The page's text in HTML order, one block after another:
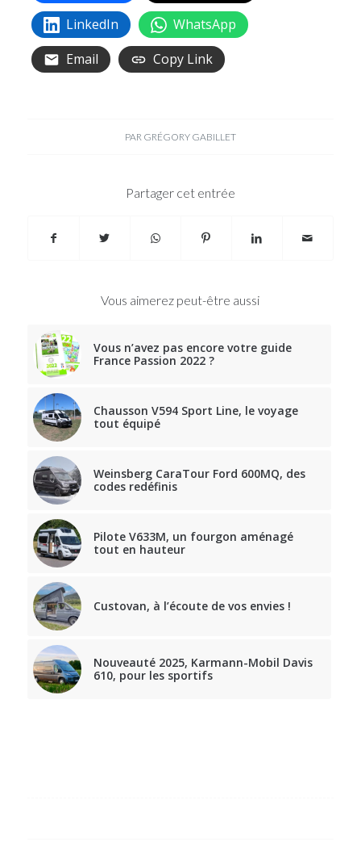
LinkedIn
WhatsApp
Email
Copy Link
PAR GRÉGORY GABILLET
Partager cet entrée
Vous aimerez peut-être aussi
Vous n’avez pas encore votre guide
France Passion 2022 ?
Chausson V594 Sport Line, le voyage
tout équipé
Weinsberg CaraTour Ford 600MQ, des
codes redéfinis
Pilote V633M, un fourgon aménagé
tout en hauteur
Custovan, à l’écoute de vos envies !
Nouveauté 2025, Karmann-Mobil Davis
610, pour les sportifs